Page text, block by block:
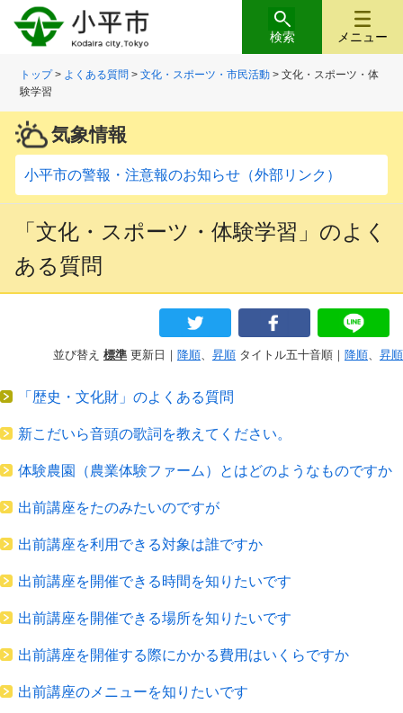
メニュー
検索
トップ> よくある質問 >文化・スポーツ・市民活動 > 文化・スポーツ・体
験学習
気象情報
小平市の警報・注意報のお知らせ（外部リンク）
「文化・スポーツ・体験学習」のよく
ある質問
並び替え 標準 更新日｜ 降順、 昇順 タイトル五十音順｜ 降順、 昇順
「歴史・文化財」のよくある質問
新こだいら音頭の歌詞を教えてください。
体験農園（農業体験ファーム）とはどのようなものですか
出前講座をたのみたいのですが
出前講座を利用できる対象は誰ですか
出前講座を開催できる時間を知りたいです
出前講座を開催できる場所を知りたいです
出前講座を開催する際にかかる費用はいくらですか
出前講座のメニューを知りたいです